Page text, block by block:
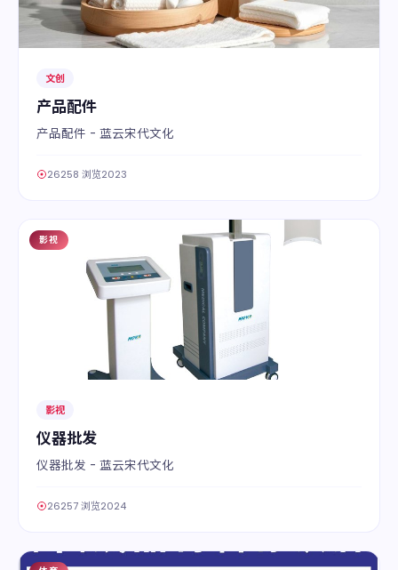
文创
产品配件
产品配件 - 蓝云宋代文化
26258 浏览2023
影视
影视
仪器批发
仪器批发 - 蓝云宋代文化
26257 浏览2024